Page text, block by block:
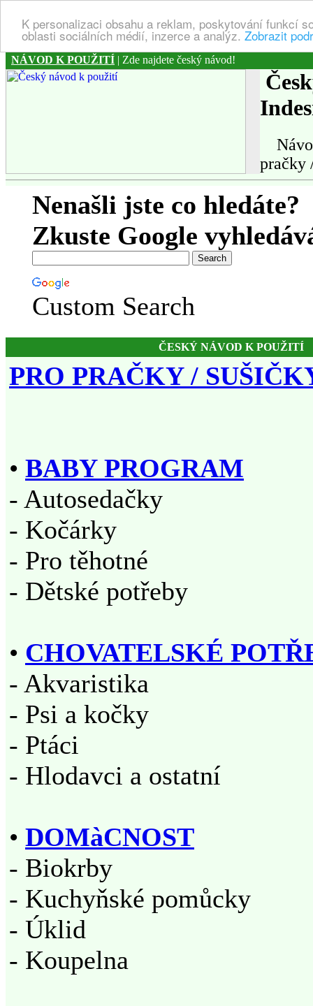
K personalizaci obsahu a reklam, poskytování funkcí
oblasti sociálních médií, inzerce a analýz. Zobrazit
NÁVOD K POUŽITÍ | Zde najdete český návod!
pračky
Nenašli jste co hledáte?
Zkuste Google
Custom Search
ČESKÝ NÁVOD K POUŽITÍ
PRO PRAČKY /
• BABY PROGRAM
- Autosedačky
- Kočárky
- Pro těhotné
- Dětské potřeby
• CHOVATELSKÉ
- Akvaristika
- Psi a kočky
- Ptáci
- Hlodavci a ostatní
• DOMàCNOST
- Biokrby
- Kuchyňské pomůcky
- Úklid
- Koupelna